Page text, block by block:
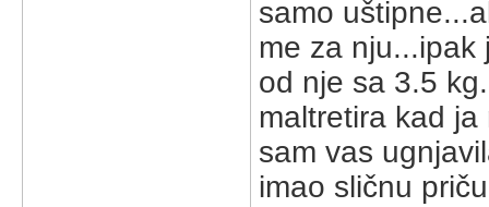
samo
me za nju...ipak
od nje sa 3.5
maltretira kad
sam vas
imao sličnu